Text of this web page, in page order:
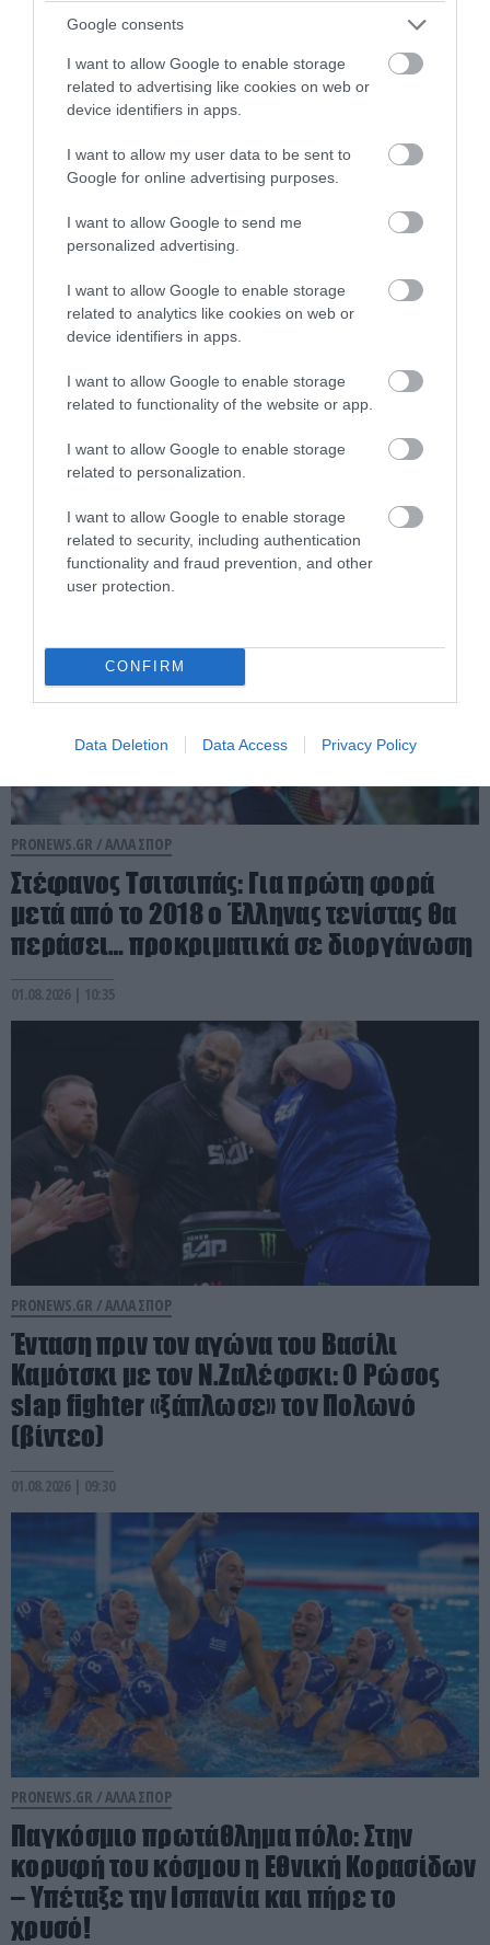
Google consents
I want to allow Google to enable storage
related to advertising like cookies on web or
device identifiers in apps.
I want to allow my user data to be sent to
Google for online advertising purposes.
I want to allow Google to send me
personalized advertising.
I want to allow Google to enable storage
related to analytics like cookies on web or
device identifiers in apps.
I want to allow Google to enable storage
related to functionality of the website or app.
I want to allow Google to enable storage
related to personalization.
I want to allow Google to enable storage
related to security, including authentication
functionality and fraud prevention, and other
user protection.
CONFIRM
Data Deletion Data Access Privacy Policy
(βίντεο)
02.08.2026 | 16:09
PRONEWS.GR /ΑΛΛΑ ΣΠΟΡ
Κωπηλασία: Νέα μεγάλη επιτυχία για
την Ελλάδα – «Ασημένιες» στο Ευρωπαϊκό
Μ.Κοντού και Ε.Αναστασιάδου
01.08.2026 | 17:17
PRONEWS.GR /ΑΛΛΑ ΣΠΟΡ
Στέφανος Τσιτσιπάς: Για πρώτη φορά
μετά από το 2018 ο Έλληνας τενίστας θα
περάσει… προκριματικά σε διοργάνωση
01.08.2026 | 10:35
PRONEWS.GR /ΑΛΛΑ ΣΠΟΡ
Ένταση πριν τον αγώνα του Βασίλι
Καμότσκι με τον Ν.Ζαλέφσκι: Ο Ρώσος
slap fighter «ξάπλωσε» τον Πολωνό
(βίντεο)
01.08.2026 | 09:30
PRONEWS.GR / ΑΛΛΑ ΣΠΟΡ
Παγκόσμιο πρωτάθλημα πόλο: Στην
κορυφή του κόσμου η Εθνική Κορασίδων
– Υπέταξε την Ισπανία και πήρε το
χρυσό!